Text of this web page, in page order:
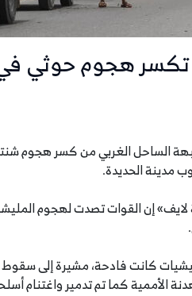
تكسر هجوم حوثي
الساحل الغربي من كسر هجوم شنته
مدينة الحديدة.
لايف» إن القوات تصدت لهجوم
كانت فادحة، مشيرة إلى
الأممية كما تم تدمير واغتنام